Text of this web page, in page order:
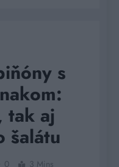
s
tak aj
šalátu
0 3 Mins